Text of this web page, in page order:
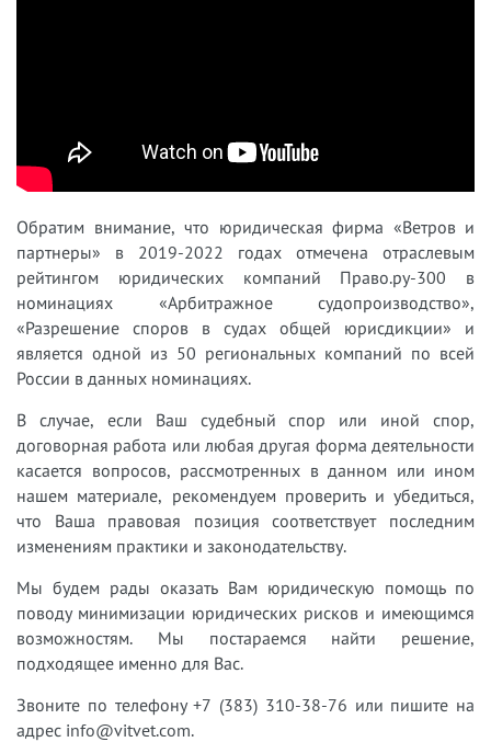
Обратим внимание, что юридическая фирма «Ветров и
партнеры» в 2019-2022 годах отмечена отраслевым
рейтингом юридических компаний Право.ру-300 в
номинациях «Арбитражное судопроизводство»,
«Разрешение споров в судах общей юрисдикции» и
является одной из 50 региональных компаний по всей
России в данных номинациях.
В случае, если Ваш судебный спор или иной спор,
договорная работа или любая другая форма деятельности
касается вопросов, рассмотренных в данном или ином
нашем материале, рекомендуем проверить и убедиться,
что Ваша правовая позиция соответствует последним
изменениям практики и законодательству.
Мы будем рады оказать Вам юридическую помощь по
поводу минимизации юридических рисков и имеющимся
возможностям. Мы постараемся найти решение,
подходящее именно для Вас.
Звоните по телефону +7 (383) 310-38-76 или пишите на
адрес info@vitvet.com.